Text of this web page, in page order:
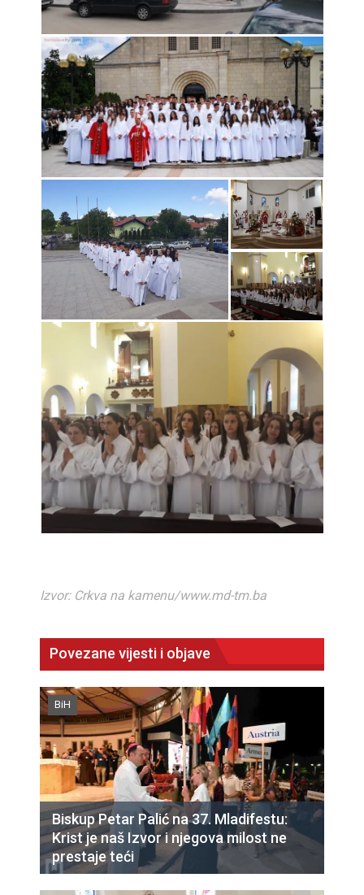
Izvor: Crkva na kamenu/www.md-tm.ba
Povezane vijesti i objave
BiH
Biskup Petar Palić na 37. Mladifestu:
Krist je naš Izvor i njegova milost ne
prestaje teći